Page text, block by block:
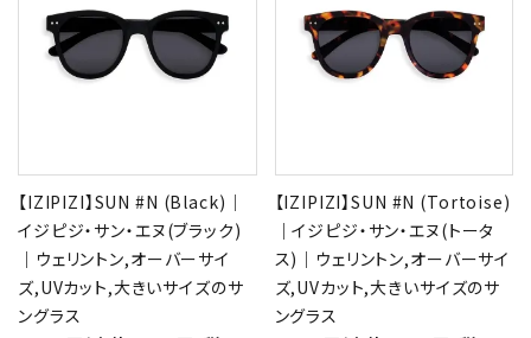
【IZIPIZI】SUN #N (Black)｜
イジピジ・サン・エヌ(ブラック)
｜ウェリントン,オーバーサイ
ズ,UVカット,大きいサイズのサ
ングラス
【IZIPIZI】SUN #N (Tortoise)
｜イジピジ・サン・エヌ(トータ
ス)｜ウェリントン,オーバーサイ
ズ,UVカット,大きいサイズのサ
ングラス